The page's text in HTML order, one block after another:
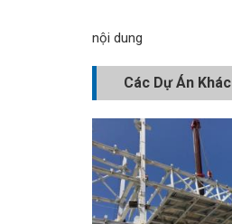
nội dung
Các Dự Án Khác